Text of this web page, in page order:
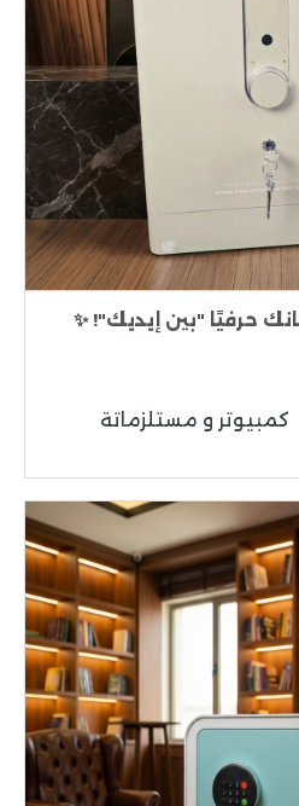
حرفيًا "بين إيديك"! ✨
كمبيوتر و مستلزماتة